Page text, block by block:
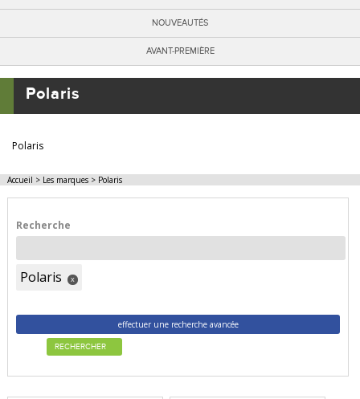
NOUVEAUTÉS
AVANT-PREMIÈRE
Polaris
Polaris
Accueil > Les marques> Polaris
Recherche
Polaris x
effectuer une recherche avancée
RECHERCHER